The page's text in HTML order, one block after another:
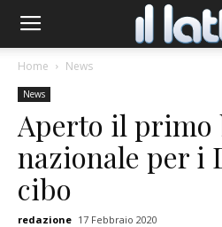
Home News
News
Aperto il primo
nazionale per i
cibo
redazione 17 Febbraio 2020